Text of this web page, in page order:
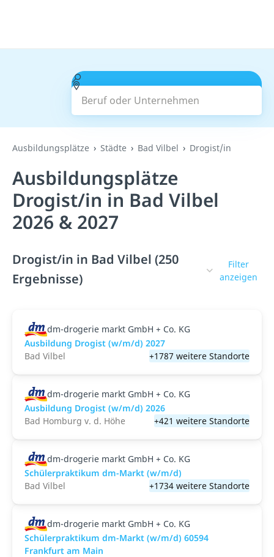
Beruf oder Unternehmen
Suchen
Ausbildungsplätze Städte Bad Vilbel Drogist/in
Ausbildungsplätze
Drogist/in in Bad Vilbel
2026 & 2027
Drogist/in in Bad Vilbel (250
Ergebnisse)
Filter
anzeigen
dm-drogerie markt GmbH + Co. KG
Ausbildung Drogist (w/m/d) 2027
Bad Vilbel
+1787 weitere Standorte
dm-drogerie markt GmbH + Co. KG
Ausbildung Drogist (w/m/d) 2026
Bad Homburg v. d. Höhe
+421 weitere Standorte
dm-drogerie markt GmbH + Co. KG
Schülerpraktikum dm-Markt (w/m/d)
Bad Vilbel
+1734 weitere Standorte
dm-drogerie markt GmbH + Co. KG
Schülerpraktikum dm-Markt (w/m/d) 60594
Frankfurt am Main